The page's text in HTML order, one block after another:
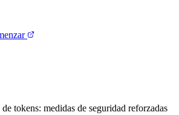
tokens: medidas de seguridad reforzadas